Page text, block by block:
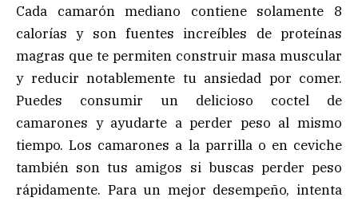
Cada camarón mediano contiene solamente 8
calorías y son fuentes increíbles de proteínas
magras que te permiten construir masa muscular
y reducir notablemente tu ansiedad por comer.
Puedes consumir un delicioso coctel de
camarones y ayudarte a perder peso al mismo
tiempo. Los camarones a la parrilla o en ceviche
también son tus amigos si buscas perder peso
rápidamente. Para un mejor desempeño, intenta